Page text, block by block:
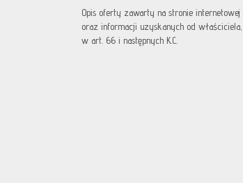
Opis oferty zawarty na stronie
oraz informacji uzyskanych od
w art. 66 i następnych K.C.